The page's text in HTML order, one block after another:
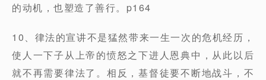
的动机，也塑造了善行。p164
10、律法的宣讲不是猛然带来一生一次的危机经历，
使人一下子从上帝的愤怒之下进人恩典中，从此以后
就不再需要律法了。相反，基督徒要不断地战斗，不